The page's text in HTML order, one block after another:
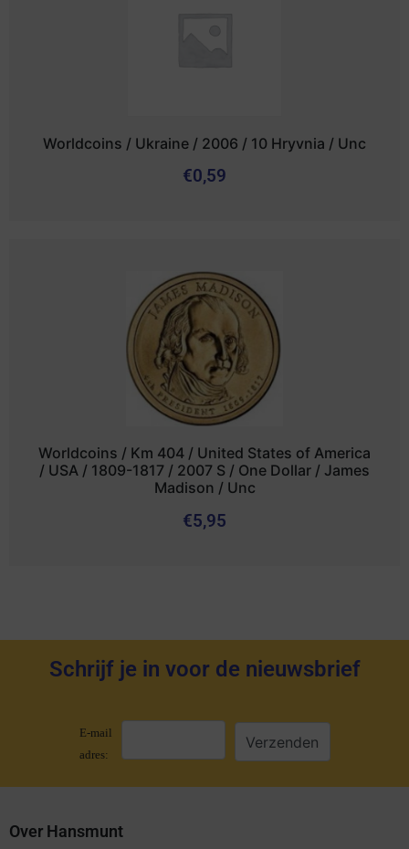
Worldcoins / Ukraine / 2006 / 10 Hryvnia / Unc
€0,59
Worldcoins / Km 404 / United States of America
/ USA / 1809-1817 / 2007 S / One Dollar / James
Madison / Unc
€5,95
Schrijf je in voor de nieuwsbrief
E-mail
adres:
Over Hansmunt